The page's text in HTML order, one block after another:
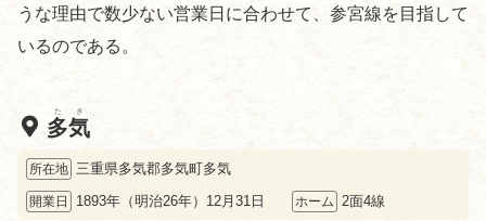
うな理由で数少ない営業日に合わせて、参宮線を目指して
いるのである。
多気
たき
所在地 三重県多気郡多気町多気
開業日 1893年（明治26年）12月31日 ホーム 2面4線